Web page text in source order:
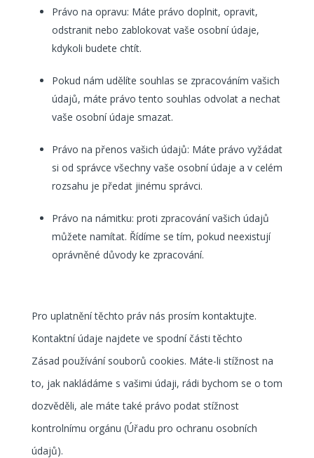
Právo na opravu: Máte právo doplnit, opravit,
odstranit nebo zablokovat vaše osobní údaje,
kdykoli budete chtít.
Pokud nám udělíte souhlas se zpracováním vašich
údajů, máte právo tento souhlas odvolat a nechat
vaše osobní údaje smazat.
Právo na přenos vašich údajů: Máte právo vyžádat
si od správce všechny vaše osobní údaje a v celém
rozsahu je předat jinému správci.
Právo na námitku: proti zpracování vašich údajů
můžete namítat. Řídíme se tím, pokud neexistují
oprávněné důvody ke zpracování.
Pro uplatnění těchto práv nás prosím kontaktujte.
Kontaktní údaje najdete ve spodní části těchto
Zásad používání souborů cookies. Máte-li stížnost na
to, jak nakládáme s vašimi údaji, rádi bychom se o tom
dozvěděli, ale máte také právo podat stížnost
kontrolnímu orgánu (Úřadu pro ochranu osobních
údajů).